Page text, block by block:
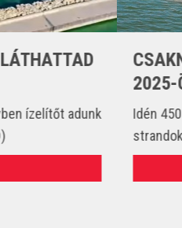
CSAKNEM 4000
2025-ÖS
Idén 450 vízmentő
strandokon összesen 3702